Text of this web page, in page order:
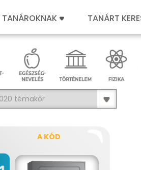
TANÁROKNAK TANÁRT
A KÓD